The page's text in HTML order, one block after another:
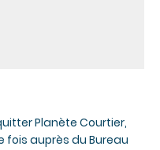
Planète Courtier,
fois auprès du Bureau